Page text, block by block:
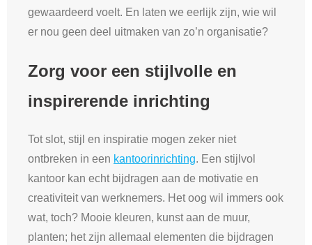
gewaardeerd voelt. En laten we eerlijk zijn, wie wil
er nou geen deel uitmaken van zo’n organisatie?
Zorg voor een stijlvolle en
inspirerende inrichting
Tot slot, stijl en inspiratie mogen zeker niet
ontbreken in een kantoorinrichting. Een stijlvol
kantoor kan echt bijdragen aan de motivatie en
creativiteit van werknemers. Het oog wil immers ook
wat, toch? Mooie kleuren, kunst aan de muur,
planten; het zijn allemaal elementen die bijdragen